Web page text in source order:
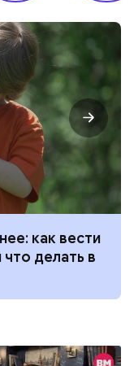
как вести
делать в